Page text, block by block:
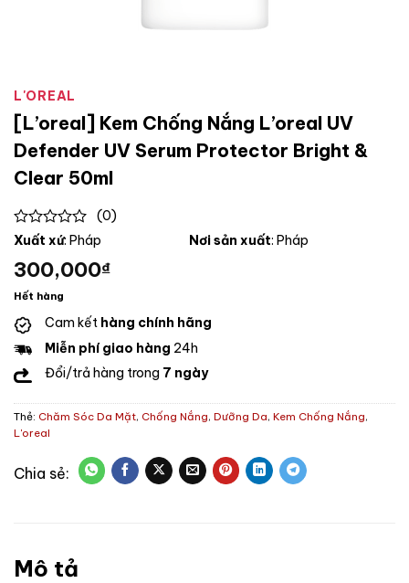
L'OREAL
[L’oreal] Kem Chống Nắng L’oreal UV
Defender UV Serum Protector Bright &
Clear 50ml
0
of
5
(0)
Xuất xứ: Pháp Nơi sản xuất: Pháp
300,000₫
Hết hàng
Cam kết hàng chính hãng
Miễn phí giao hàng 24h
Đổi/trả hàng trong 7 ngày
Thẻ: Chăm Sóc Da Mặt, Chống Nắng, Dưỡng Da, Kem Chống Nắng,
L'oreal
Mô tả